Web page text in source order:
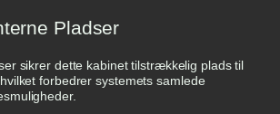
Pladser
sikrer dette kabinet tilstrækkelig plads til
forbedrer systemets samlede